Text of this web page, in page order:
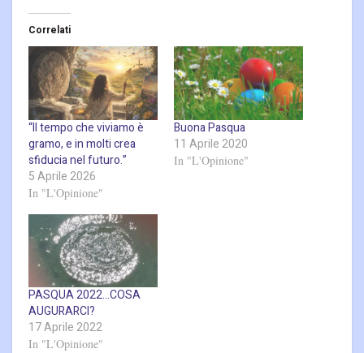
Correlati
“Il tempo che viviamo è
gramo, e in molti crea
sfiducia nel futuro.”
5 Aprile 2026
In "L'Opinione"
Buona Pasqua
11 Aprile 2020
In "L'Opinione"
PASQUA 2022…COSA
AUGURARCI?
17 Aprile 2022
In "L'Opinione"